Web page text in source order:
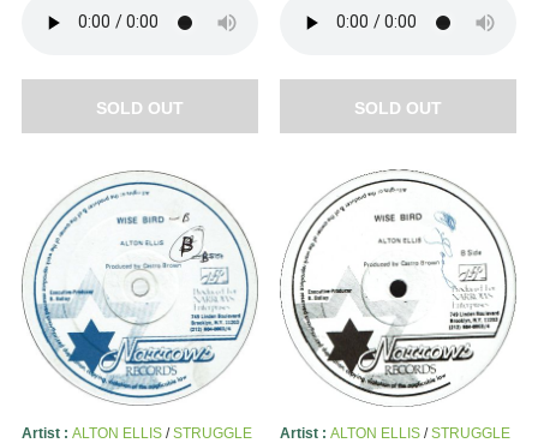
SOLD OUT SOLD OUT
Artist : ALTON ELLIS/STRUGGLE
Artist : ALTON ELLIS/STRUGGLE